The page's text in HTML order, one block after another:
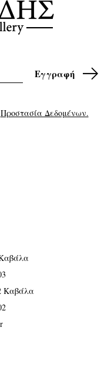
Προστασία Δεδομένων.
Καβάλα